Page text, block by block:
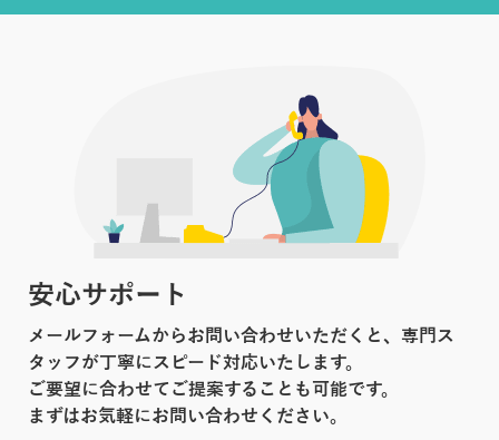
安心サポート
メールフォームからお問い合わせいただくと、専門ス
タッフが丁寧にスピード対応いたします。
ご要望に合わせてご提案することも可能です。
まずはお気軽にお問い合わせください。